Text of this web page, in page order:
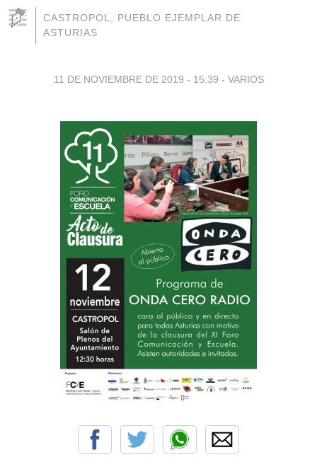
CASTROPOL, PUEBLO EJEMPLAR DE
ASTURIAS
11 DE NOVIEMBRE DE 2019 - 15:39 - VARIOS